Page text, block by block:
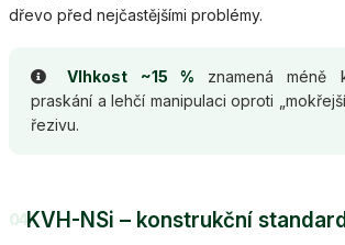
dřevo před nejčastějšími problémy.
Vlhkost ~15 % znamená méně
praskání a lehčí manipulaci oproti
řezivu.
04KVH-NSi – konstrukční